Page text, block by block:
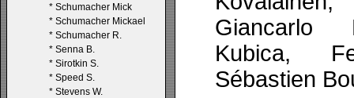
* Schumacher Mick
* Schumacher Mickael
* Schumacher R.
* Senna B.
* Sirotkin S.
* Speed S.
* Stevens W.
Giancarlo
Kubica,
Sébastien